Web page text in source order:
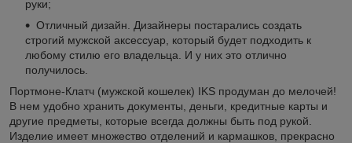
руки;
Отличный дизайн. Дизайнеры постарались создать
строгий мужской аксессуар, который будет подходить к
любому стилю его владельца. И у них это отлично
получилось.
Портмоне-Клатч (мужской кошелек) IKS продуман до мелочей!
В нем удобно хранить документы, деньги, кредитные карты и
другие предметы, которые всегда должны быть под рукой.
Изделие имеет множество отделений и кармашков, прекрасно